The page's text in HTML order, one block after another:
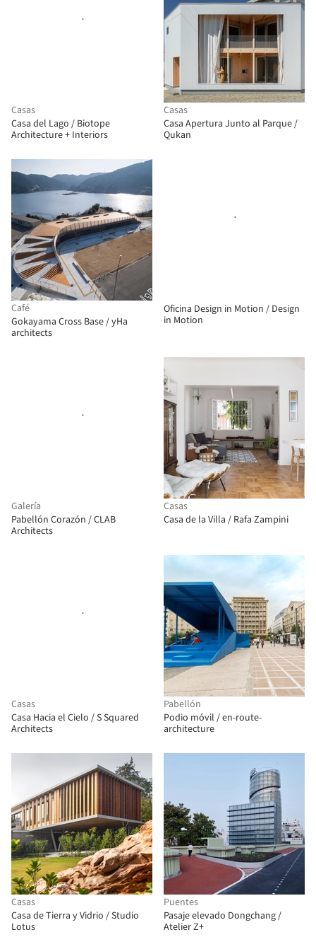
Casas
Casa del Lago / Biotope
Architecture + Interiors
Casas
Casa Apertura Junto al Parque /
Qukan
Café
Gokayama Cross Base / yHa
architects
Oficina Design in Motion / Design
in Motion
Galería
Pabellón Corazón / CLAB
Architects
Casas
Casa de la Villa / Rafa Zampini
Casas
Casa Hacia el Cielo / S Squared
Architects
Pabellón
Podio móvil / en-route-
architecture
Casas
Casa de Tierra y Vidrio / Studio
Lotus
Puentes
Pasaje elevado Dongchang /
Atelier Z+